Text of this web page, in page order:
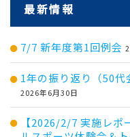
最新情報
7/7 新年度第1回例会
1年の振り返り（50代
2026年6月30日
【2026/2/7 実施レポ